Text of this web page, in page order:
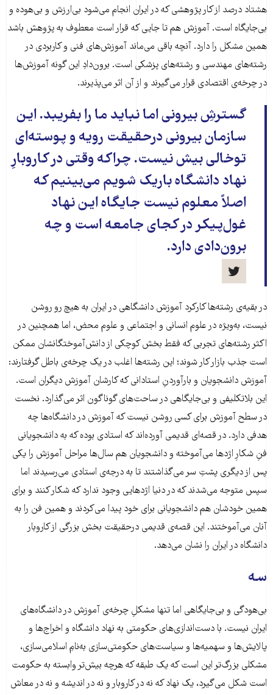
هشتاد درصد از کار پژوهشی که در ایران انجام می‌شود بی‌ارزش و بی‌هوده و
بی‌جایگاه است. آموزش هم تا جایی که قرار است معطوف به پژوهش باشد
همین مشکل را دارد. آنچه باقی می‌ماند آموزش‌های فنی و کاربردی در
رشته‌های مهندسی و رشته‌های پزشکی است. برون‌دادِ این گونه آموزش‌ها
در چرخه‌ی اقتصادی قرار می‌گیرند و از آن اثر می‌پذیرند.
گسترشِ بیرونی اما نباید ما را بفریبد. این
سازمان بیرونی درحقیقت رویه و پوسته‌ای
توخالی بیش نیست. چراکه وقتی در کاروبارِ
نهاد دانشگاه باریک شویم می‌بینیم که
اصلاً معلوم نیست جایگاه این نهاد
غول‌پیکر در کجای جامعه است و چه
برون‌دادی دارد.
در بقیه‌ی رشته‌ها کارکرد آموزش دانشگاهی در ایران به هیچ رو روشن
نیست، به‌ویژه در علوم انسانی و اجتماعی و علوم محض، اما همچنین در
اکثر رشته‌های تجربی که فقط بخش کوچکی از دانش‌آموختگانشان ممکن
است جذب بازار کار شوند؛ این رشته‌ها اغلب در یک چرخه‌ی باطل گرفتارند:
آموزش دانشجویان و بارآوردنِ استادانی که کارشان آموزش دیگران است.
این بلاتکلیفی و بی‌جایگاهی در ساحت‌های گوناگون اثر می‌گذارد. نخست
در سطح آموزش برای کسی روشن نیست که آموزش در دانشگاه‌ها چه
هدفی دارد. در قصه‌ای قدیمی آورده‌اند که استادی بوده که به دانشجویانی
فنِ شکارِ اژدها می‌آموخته و دانشجویان هم سال‌ها مراحل آموزش را یکی
پس از دیگری پشتِ سر می‌گذاشتند تا به درجه‌ی استادی می‌رسیدند اما
سپس متوجه می‌شدند که در دنیا اژدهایی وجود ندارد که شکار کنند و برای
همین خودشان هم دانشجویانی برای خود پیدا می‌کردند و همین فن را به
آنان می‌آموختند. این قصه‌ی قدیمی درحقیقت بخش بزرگی از کاروبار
دانشگاه در ایران را نشان می‌دهد.
سه
بی‌هودگی و بی‌جایگاهی اما تنها مشکلِ چرخه‌ی آموزش در دانشگاه‌های
ایران نیست. با دست‌اندازی‌های حکومتی به نهاد دانشگاه و اخراج‌ها و
پالایش‌ها و سهمیه‌ها و سیاست‌های حکومتی‌سازی به‌نامِ اسلامی‌سازی،
مشکلی بزرگ‌تر این است که یک طبقه‌ که هرچه بیش‌تر وابسته به حکومت
است شکل می‌گیرد، یک نهاد که نه در کاروبار و نه در اندیشه و نه در معاش